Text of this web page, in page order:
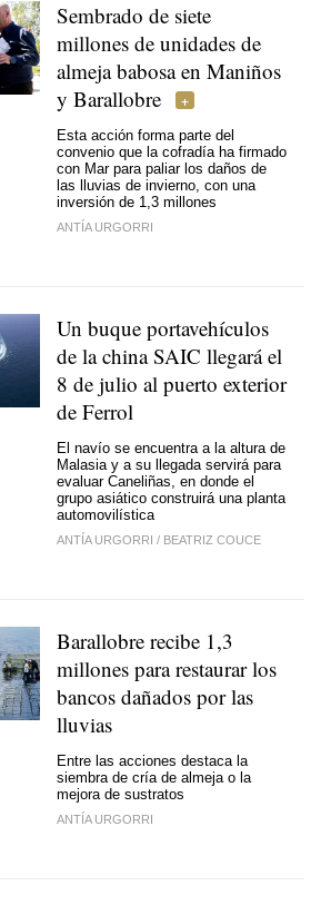
Sembrado de siete
millones de unidades de
almeja babosa en Maniños
y Barallobre
Esta acción forma parte del
convenio que la cofradía ha firmado
con Mar para paliar los daños de
las lluvias de invierno, con una
inversión de 1,3 millones
ANTÍA URGORRI
Un buque portavehículos
de la china SAIC llegará el
8 de julio al puerto exterior
de Ferrol
El navío se encuentra a la altura de
Malasia y a su llegada servirá para
evaluar Caneliñas, en donde el
grupo asiático construirá una planta
automovilística
ANTÍA URGORRI / BEATRIZ COUCE
Barallobre recibe 1,3
millones para restaurar los
bancos dañados por las
lluvias
Entre las acciones destaca la
siembra de cría de almeja o la
mejora de sustratos
ANTÍA URGORRI